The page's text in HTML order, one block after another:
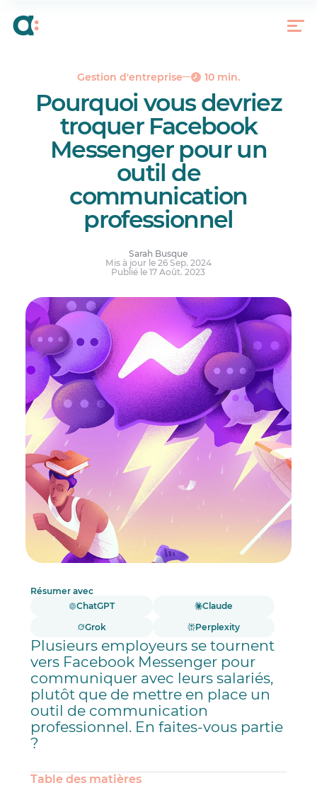
Gestion d'entreprise 10 min.
Pourquoi vous devriez
troquer Facebook
Messenger pour un
outil de
communication
professionnel
Sarah Busque
Mis à jour le 26 Sep. 2024
Publié le 17 Août. 2023
Résumer avec
ChatGPT
Claude
Grok
Perplexity
Plusieurs employeurs se tournent
vers Facebook Messenger pour
communiquer avec leurs salariés,
plutôt que de mettre en place un
outil de communication
professionnel. En faites-vous partie
?
Table des matières
Les inconvénients d’utiliser Facebook Messenger
communication professionnel
Les outils de communication professionnels, un
must pour votre entreprise et vos salariés
Réponses à vos questions.